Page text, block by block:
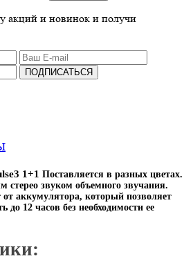
акций и новинок и получи
ПОДПИСАТЬСЯ
1+1 Поставляется в разных цветах.
стерео звуком объемного звучания.
от аккумулятора, который позволяет
до 12 часов без необходимости ее